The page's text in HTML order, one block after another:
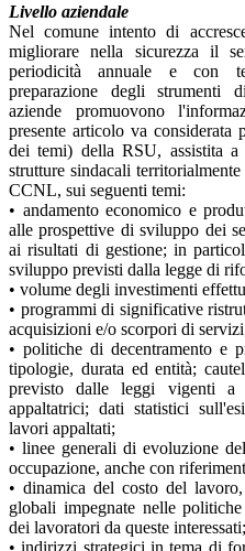
Livello aziendale
Nel comune intento di
migliorare nella sicurezza il
periodicità annuale e con
preparazione degli strumenti
aziende promuovono
presente articolo va considerata
dei temi) della RSU, assistita a
strutture sindacali
CCNL, sui seguenti temi:
• andamento economico e
alle prospettive di sviluppo dei
ai risultati di gestione; in
sviluppo previsti dalla legge di
• volume degli investimenti
• programmi di significative
acquisizioni e/o scorpori di
• politiche di decentramento e
tipologie, durata ed entità;
previsto dalle leggi vigenti
appaltatrici; dati statistici
lavori appaltati;
• linee generali di evoluzione
occupazione, anche con
• dinamica del costo del
globali impegnate nelle
dei lavoratori da queste interessati;
• indirizzi strategici in tema di